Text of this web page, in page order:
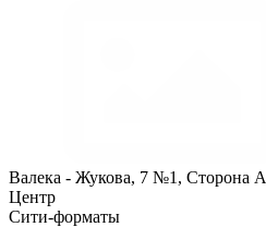
Валека - Жукова, 7 №1, Сторона A
Центр
Сити-форматы